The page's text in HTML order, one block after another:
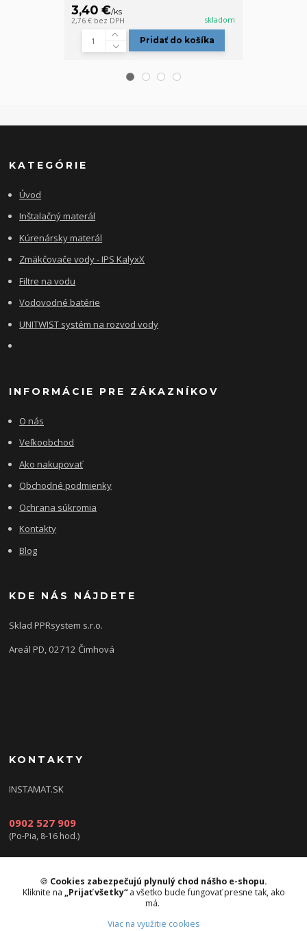
3,40 €/ks
2,76 € bez DPH skladom
Pridať do košíka
KATEGÓRIE
Úvod
Inštalačný materál
Kúrenársky materál
Zmäkčovače vody - IPS KalyxX
Filtre na vodu
Vodovodné batérie
UNITWIST systém na rozvod vody
INFORMÁCIE PRE ZÁKAZNÍKOV
O nás
Veľkoobchod
Ako nakupovať
Obchodné podmienky
Ochrana súkromia
Kontakty
Blog
KDE NÁS NÁJDETE
Sklad PPRsystem s.r.o.
Areál PD, 02712 Čimhová
KONTAKTY
INSTAMAT.SK
0902 527 909
(Po-Pia, 8-16 hod.)
info@instamat.sk
🍪 Cookies zabezpečujú plynulý chod nášho e-shopu.
Kliknite na „Prijať všetky“a všetko bude fungovať presne tak, ako
má.
Viac na využitie cookies